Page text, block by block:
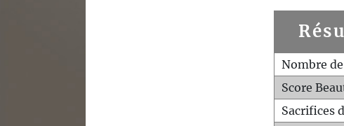
Nombre
Score
Sacrifices